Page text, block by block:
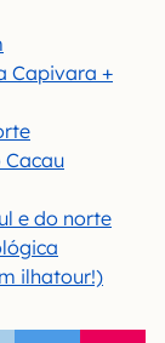
Capivara +
Cacau
e do norte
ilhatour!)